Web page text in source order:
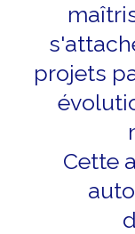
projets
Cette